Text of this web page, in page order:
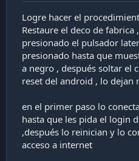
Logre hacer el
Restaure el deco de
presionado el pulsador
presionado hasta que
a negro , después soltar el
reset del android , lo dejan
en el primer paso lo
hasta que les pida el login
,después lo reinician y lo
acceso a internet